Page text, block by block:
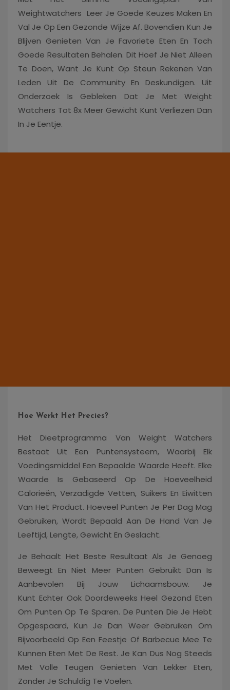
Weightwatchers Leer Je Goede Keuzes Maken En
Val Je Op Een Gezonde Wijze Af. Bovendien Kun Je
Blijven Genieten Van Je Favoriete Eten En Toch
Goede Resultaten Behalen. Dit Hoef Je Niet Alleen
Te Doen, Want Je Kunt Op Steun Rekenen Van
Leden Uit De Community En Deskundigen. Uit
Onderzoek Is Gebleken Dat Je Met Weight
Watchers Tot 8x Meer Gewicht Kunt Verliezen Dan
In Je Eentje.
Hoe Werkt Het Precies?
Het Dieetprogramma Van Weight Watchers
Bestaat Uit Een Puntensysteem, Waarbij Elk
Voedingsmiddel Een Bepaalde Waarde Heeft. Elke
Waarde Is Gebaseerd Op De Hoeveelheid
Calorieën, Verzadigde Vetten, Suikers En Eiwitten
Van Het Product. Hoeveel Punten Je Per Dag Mag
Gebruiken, Wordt Bepaald Aan De Hand Van Je
Leeftijd, Lengte, Gewicht En Geslacht.
Je Behaalt Het Beste Resultaat Als Je Genoeg
Beweegt En Niet Meer Punten Gebruikt Dan Is
Aanbevolen Bij Jouw Lichaamsbouw. Je
Kunt Echter Ook Doordeweeks Heel Gezond Eten
Om Punten Op Te Sparen. De Punten Die Je Hebt
Opgespaard, Kun Je Dan Weer Gebruiken Om
Bijvoorbeeld Op Een Feestje Of Barbecue Mee Te
Kunnen Eten Met De Rest. Je Kan Dus Nog Steeds
Met Volle Teugen Genieten Van Lekker Eten,
Zonder Je Schuldig Te Voelen.